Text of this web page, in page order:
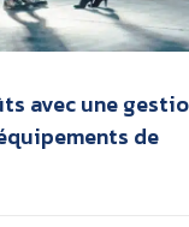
avec une
de